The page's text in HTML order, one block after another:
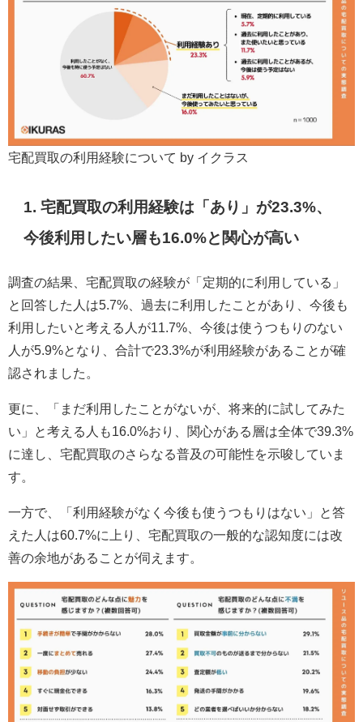
宅配買取の利用経験について by イクラス
1. 宅配買取の利用経験は「あり」が23.3%、
今後利用したい層も16.0%と関心が高い
調査の結果、宅配買取の経験が「定期的に利用している」
と回答した人は5.7%、過去に利用したことがあり、今後も
利用したいと考える人が11.7%、今後は使うつもりのない
人が5.9%となり、合計で23.3%が利用経験があることが確
認されました。
更に、「まだ利用したことがないが、将来的に試してみた
い」と考える人も16.0%おり、関心がある層は全体で39.3%
に達し、宅配買取のさらなる普及の可能性を示唆していま
す。
一方で、「利用経験がなく今後も使うつもりはない」と答
えた人は60.7%に上り、宅配買取の一般的な認知度には改
善の余地があることが伺えます。